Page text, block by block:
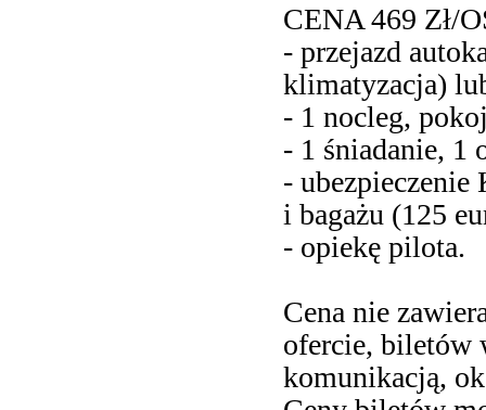
CENA 469 Zł/
- przejazd
klimatyzacja)
- 1 nocleg,
- 1 śniadanie, 1
-
i bagażu (125
- opiekę pilota.
Cena nie
ofercie, biletów
komunikacją,